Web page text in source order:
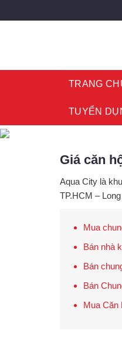
to
TRANG
TUYỂN
Giá căn
Aqua City là
TP.HCM –
Mua
Bán nhà
Bán
Bán
Mua Căn